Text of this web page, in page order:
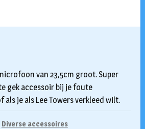
van 23,5cm groot. Super
gek accessoir bij je foute
je als Lee Towers verkleed wilt.
Diverse accessoires